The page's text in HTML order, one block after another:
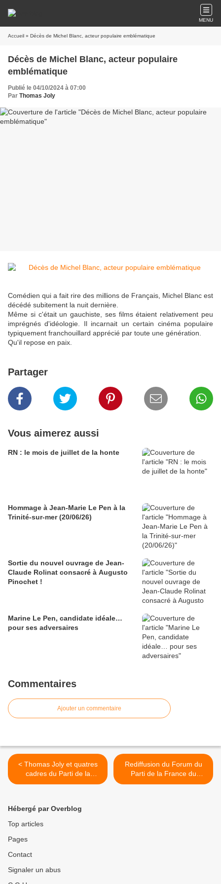
MENU
Accueil » Décès de Michel Blanc, acteur populaire emblématique
Décès de Michel Blanc, acteur populaire
emblématique
Publié le 04/10/2024 à 07:00
Par Thomas Joly
Comédien qui a fait rire des millions de Français, Michel Blanc est
décédé subitement la nuit dernière.
Même si c'était un gauchiste, ses films étaient relativement peu
imprégnés d'idéologie. Il incarnait un certain cinéma populaire
typiquement franchouillard apprécié par toute une génération.
Qu'il repose en paix.
Partager
Vous aimerez aussi
RN : le mois de juillet de la honte
Hommage à Jean-Marie Le Pen à la
Trinité-sur-mer (20/06/26)
Sortie du nouvel ouvrage de Jean-
Claude Rolinat consacré à Augusto
Pinochet !
Marine Le Pen, candidate idéale…
pour ses adversaires
Commentaires
Ajouter un commentaire
< Thomas Joly et quatres
cadres du Parti de la
France scandaleusement
Rediffusion du Forum du
Parti de la France du
04/10/24 >
Hébergé par Overblog
Top articles
Pages
Contact
Signaler un abus